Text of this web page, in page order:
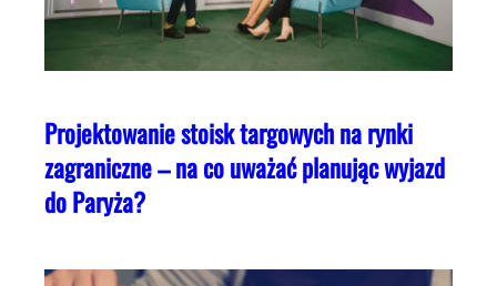
Projektowanie stoisk targowych na rynki
zagraniczne – na co uważać planując wyjazd
do Paryża?